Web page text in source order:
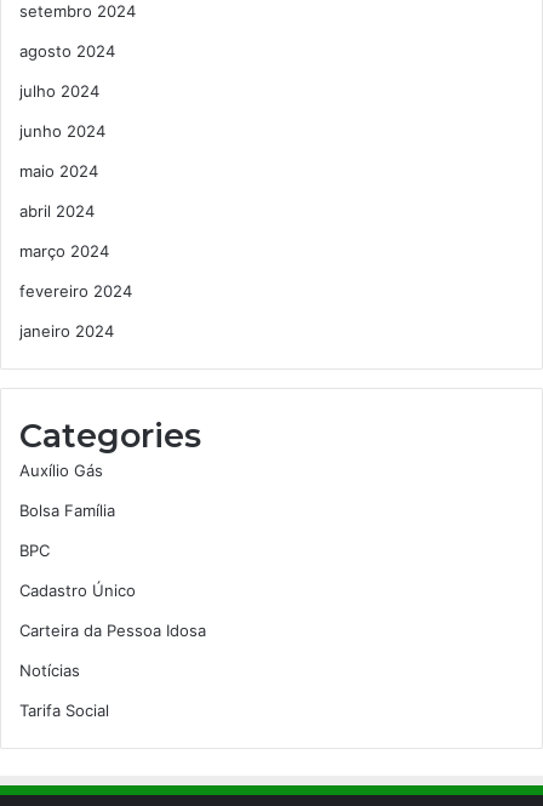
setembro 2024
agosto 2024
julho 2024
junho 2024
maio 2024
abril 2024
março 2024
fevereiro 2024
janeiro 2024
Categories
Auxílio Gás
Bolsa Família
BPC
Cadastro Único
Carteira da Pessoa Idosa
Notícias
Tarifa Social